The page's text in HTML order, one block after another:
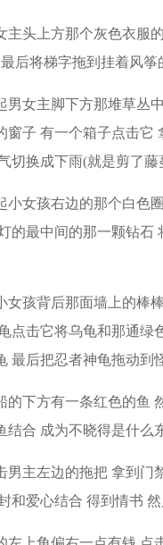
主头上方那个灰色衣服
后将梯字拖到挂着风筝
男女主脚下方那堆草丛
窗子 有一个箱子点击
切换成下雨(就是剪了
小女孩右边的那个白色
的最中间的那一颗钻石
女孩背后那面墙上的棒
点击它将乌龟和那通
最后把忍者神龟拖动到
的下方有一条红色的鱼
结合 成为不晓得是什么
男主左边的拖把 拿到
和爱心结合 得到情书